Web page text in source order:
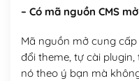
– Có mã nguồn CMS mở
Mã nguồn mở cung
đổi theme, tự cài
nó theo ý bạn mà